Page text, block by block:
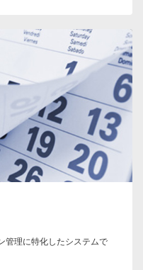
管理に特化したシステムで